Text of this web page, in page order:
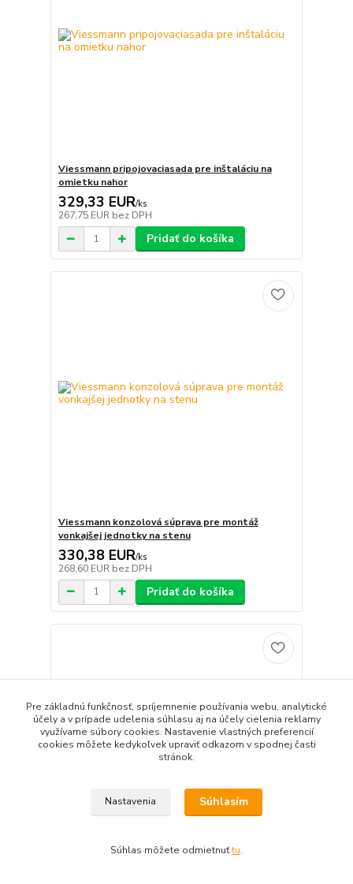
Viessmann pripojovaciasada pre inštaláciu na
omietku nahor
329,33 EUR/ks
267,75 EUR bez DPH
Pridať do košíka
Viessmann konzolová súprava pre montáž
vonkajšej jednotky na stenu
330,38 EUR/ks
268,60 EUR bez DPH
Pridať do košíka
Pre základnú funkčnosť, spríjemnenie používania webu, analytické
účely a v prípade udelenia súhlasu aj na účely cielenia reklamy
využívame súbory cookies. Nastavenie vlastných preferencií
cookies môžete kedykoľvek upraviť odkazom v spodnej časti
stránok.
Nastavenia Súhlasím
Súhlas môžete odmietnuťtu.